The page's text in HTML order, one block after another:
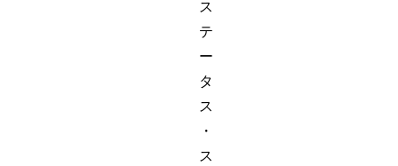
ス
テ
ー
タ
ス
・
ス